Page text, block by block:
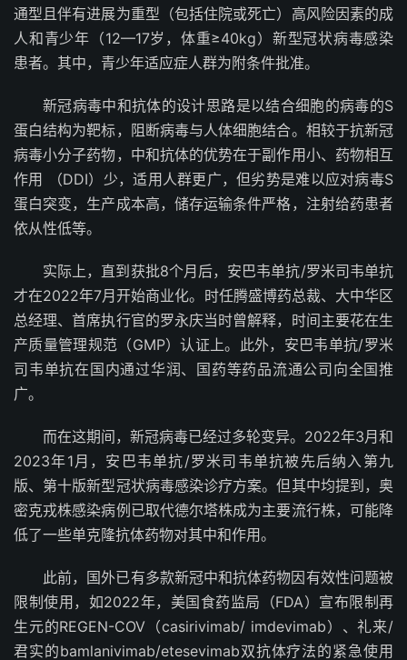
通型且伴有进展为重型（包括住院或死亡）高风险因素的成
人和青少年（12—17岁，体重≥40kg）新型冠状病毒感染
患者。其中，青少年适应症人群为附条件批准。
新冠病毒中和抗体的设计思路是以结合细胞的病毒的S
蛋白结构为靶标，阻断病毒与人体细胞结合。相较于抗新冠
病毒小分子药物，中和抗体的优势在于副作用小、药物相互
作用 （DDI）少，适用人群更广，但劣势是难以应对病毒S
蛋白突变，生产成本高，储存运输条件严格，注射给药患者
依从性低等。
实际上，直到获批8个月后，安巴韦单抗/罗米司韦单抗
才在2022年7月开始商业化。时任腾盛博药总裁、大中华区
总经理、首席执行官的罗永庆当时曾解释，时间主要花在生
产质量管理规范（GMP）认证上。此外，安巴韦单抗/罗米
司韦单抗在国内通过华润、国药等药品流通公司向全国推
广。
而在这期间，新冠病毒已经过多轮变异。2022年3月和
2023年1月，安巴韦单抗/罗米司韦单抗被先后纳入第九
版、第十版新型冠状病毒感染诊疗方案。但其中均提到，奥
密克戎株感染病例已取代德尔塔株成为主要流行株，可能降
低了一些单克隆抗体药物对其中和作用。
此前，国外已有多款新冠中和抗体药物因有效性问题被
限制使用，如2022年，美国食药监局（FDA）宣布限制再
生元的REGEN-COV（casirivimab/ imdevimab）、礼来/
君实的bamlanivimab/etesevimab双抗体疗法的紧急使用